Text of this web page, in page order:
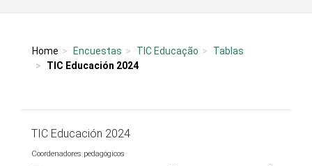
Home Encuestas TIC Educação
Tablas
TIC Educación 2024
TIC Educación 2024
Coordenadores pedagógicos